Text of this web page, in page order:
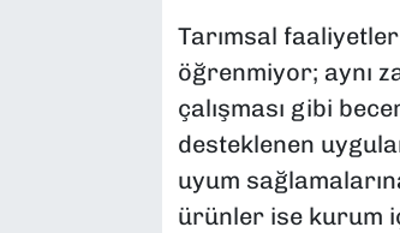
Tarımsal
öğrenmiyor; aynı
çalışması gibi
desteklenen
uyum
ürünler ise kurum